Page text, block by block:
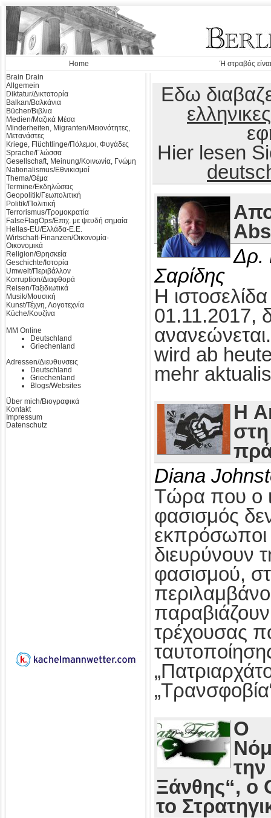
Home
Ή στραβός
Brain Drain
Allgemein
Diktatur/Δικτατορία
Balkan/Βαλκάνια
Bücher/Βιβλια
Medien/Μαζικά Μέσα
Minderheiten, Migranten/Μειονότητες,
Μετανάστες
Kriege, Flüchtlinge/Πόλεμοι, Φυγάδες
Sprache/Γλώσσα
Gesellschaft, Meinung/Κοινωνία, Γνώμη
Nationalismus/Εθνικισμοί
Thema/Θέμα
Termine/Εκδηλώσεις
Geopolitik/Γεωπολιτική
Politik/Πολιτική
Terrorismus/Τρομοκρατία
FalseFlagOps/Επιχ. με ψευδή σημαία
Hellas-EU/Ελλάδα-Ε.Ε.
Wirtschaft-Finanzen/Οικονομία-
Οικονομικά
Religion/Θρησκεία
Geschichte/Ιστορία
Umwelt/Περιβάλλον
Korruption/Διαφθορά
Reisen/Ταξιδιωτικά
Musik/Μουσική
Kunst/Τέχνη, Λογοτεχνία
Küche/Κουζίνα
MM Online
Deutschland
Griechenland
Adressen/Διευθυνσεις
Deutschland
Griechenland
Blogs/Websites
Über mich/Βιογραφικά
Kontakt
Impressum
Datenschutz
Εδω
ελληνικες
Hier lesen
Δρ.
Σαρίδης
Η
01.11.2017,
wird ab
mehr
Η
Diana
Τώρα που ο
φασισμός
εκπρόσωποι
διευρύνουν
φασισμού,
τρέχουσας
Ο
Ξάνθης“, ο
το